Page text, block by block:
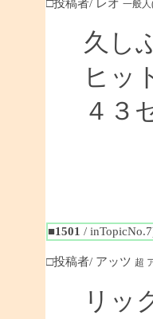
□投稿者/ レオ 一般人
久し
ヒッ
４３
■1501 /
□投稿者/ アッツ 超
リッ